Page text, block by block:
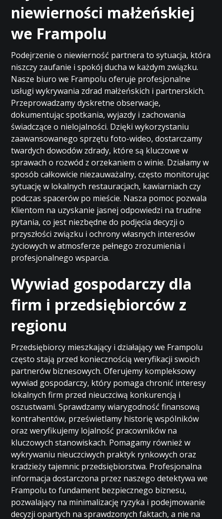
niewierności małżeńskiej
we Frampolu
Podejrzenie o niewierność partnera to sytuacja, która
niszczy zaufanie i spokój ducha w każdym związku.
Nasze biuro we Frampolu oferuje profesjonalne
usługi wykrywania zdrad małżeńskich i partnerskich.
Przeprowadzamy dyskretne obserwacje,
dokumentując spotkania, wyjazdy i zachowania
świadczące o nielojalności. Dzięki wykorzystaniu
zaawansowanego sprzętu foto-wideo, dostarczamy
twardych dowodów zdrady, które są kluczowe w
sprawach o rozwód z orzekaniem o winie. Działamy w
sposób całkowicie niezauważalny, często monitorując
sytuację w lokalnych restauracjach, kawiarniach czy
podczas spacerów po mieście. Nasza pomoc pozwala
Klientom na uzyskanie jasnej odpowiedzi na trudne
pytania, co jest niezbędne do podjęcia decyzji o
przyszłości związku i ochrony własnych interesów
życiowych w atmosferze pełnego zrozumienia i
profesjonalnego wsparcia.
Wywiad gospodarczy dla
firm i przedsiębiorców z
regionu
Przedsiębiorcy mieszkający i działający we Frampolu
często stają przed koniecznością weryfikacji swoich
partnerów biznesowych. Oferujemy kompleksowy
wywiad gospodarczy, który pomaga chronić interesy
lokalnych firm przed nieuczciwą konkurencją i
oszustwami. Sprawdzamy wiarygodność finansową
kontrahentów, prześwietlamy historię wspólników
oraz weryfikujemy lojalność pracowników na
kluczowych stanowiskach. Pomagamy również w
wykrywaniu nieuczciwych praktyk rynkowych oraz
kradzieży tajemnic przedsiębiorstwa. Profesjonalna
informacja dostarczona przez naszego detektywa we
Frampolu to fundament bezpiecznego biznesu,
pozwalający na minimalizację ryzyka i podejmowanie
decyzji opartych na sprawdzonych faktach, a nie na